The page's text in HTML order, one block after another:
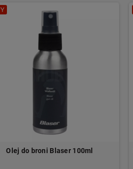
Olej do broni Blaser 100ml